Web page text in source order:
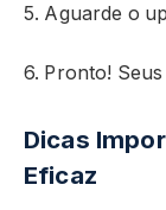
5. Aguarde o
6. Pronto!
Dicas
Eficaz